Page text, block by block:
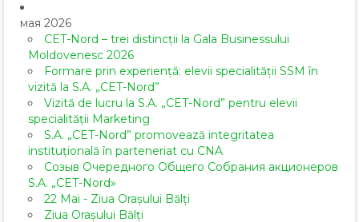
мая 2026
CET-Nord – trei distincții la Gala Businessului
Moldovenesc 2026
Formare prin experiență: elevii specialității SSM în
vizită la S.A. „CET-Nord”
Vizită de lucru la S.A. „CET-Nord” pentru elevii
specialității Marketing
S.A. „CET-Nord” promovează integritatea
instituțională în parteneriat cu CNA
Созыв Очередного Общего Собрания акционеров
S.A. „CET-Nord»
22 Mai - Ziua Orașului Bălți
Ziua Orașului Bălți